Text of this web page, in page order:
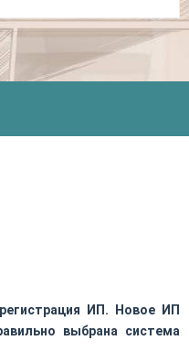
ИП. Новое ИП
выбрана система